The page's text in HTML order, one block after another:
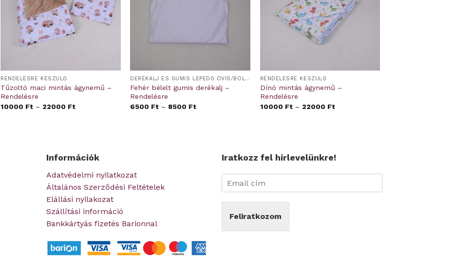
RENDELÉSRE KÉSZÜLŐ
Tűzoltó maci mintás ágynemű –
Rendelésre
10000 Ft – 22000 Ft
DERÉKALJ ÉS GUMIS LEPEDŐ OVIS/BÖLCSIS FEKTETŐRE
Fehér bélelt gumis derékalj –
Rendelésre
6500 Ft – 8500 Ft
RENDELÉSRE KÉSZÜLŐ
Dínó mintás ágynemű –
Rendelésre
10000 Ft– 22000 Ft
Információk
Adatvédelmi nyilatkozat
Általános Szerződési Feltételek
Elállási nyilakozat
Szállítási információ
Bankkártyás fizetés Barionnal
Iratkozz fel hírlevelünkre!
Feliratkozom